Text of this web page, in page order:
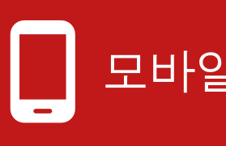
phone_android 모바